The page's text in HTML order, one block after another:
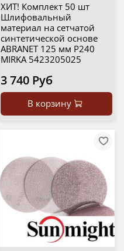
ХИТ! Комплект 50 шт
Шлифовальный
материал на сетчатой
синтетической основе
ABRANET 125 мм P240
MIRKA 5423205025
3 740 Руб
В корзину